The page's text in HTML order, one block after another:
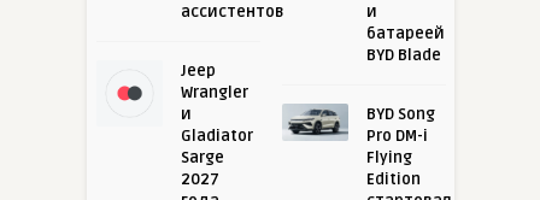
ассистентов
Jeep
Wrangler
и
Gladiator
Sarge
2027
и
батареей
BYD Blade
BYD Song
Pro DM-i
Flying
Edition